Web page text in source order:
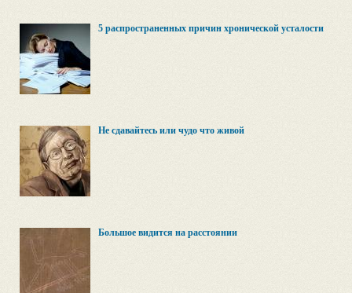
5 распространенных причин хронической усталости
Не сдавайтесь или чудо что живой
Большое видится на расстоянии